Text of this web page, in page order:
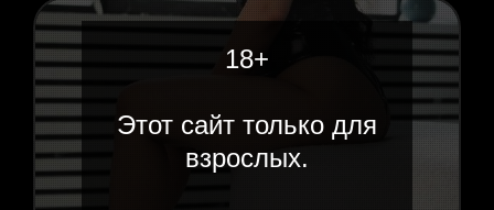
18+
Этот сайт только для
взрослых.